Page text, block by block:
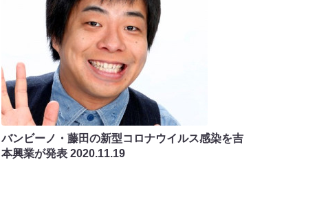
バンビーノ・藤田の新型コロナウイルス感染を吉
本興業が発表 2020.11.19